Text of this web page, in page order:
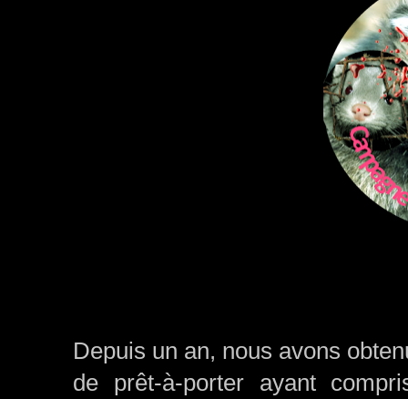
Depuis un an, nous avons
de prêt-à-porter ayant